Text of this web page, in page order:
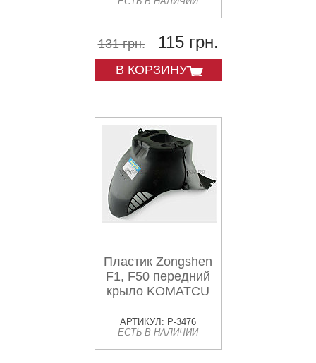
131 грн. 115 грн.
В КОРЗИНУ
Пластик Zongshen
F1, F50 передний
крыло KOMATCU
АРТИКУЛ: P-3476
ЕСТЬ В НАЛИЧИИ